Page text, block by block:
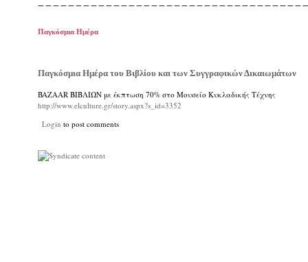
Παγκόσμια Ημέρα
Παγκόσμια Ημέρα του Βιβλίου και των Συγγραφικών Δικαιωμάτων
BAZAAR ΒΙΒΛΙΩΝ με έκπτωση 70% στο Μουσείο Κυκλαδικής Τέχνης
http://www.elculture.gr/story.aspx?s_id=3352
Login to post comments